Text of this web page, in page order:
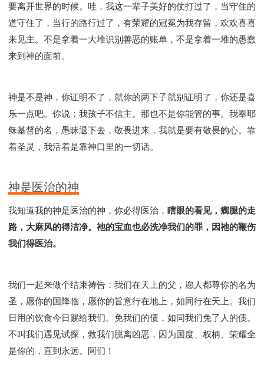
要离开世界的时候。哇，我这一辈子美好的仗打过了，当守住的
道守住了，当行的路行过了，有荣耀的冠冕为我存留，欢欢喜喜
来见主。不是拿着一大堆识别善恶的账单，不是拿着一堆的愚蠢
来到神的面前。
神是不是神，你证明不了，就你的两下子就别证明了，你还是喜
乐一点吧。你说：我孩子不信主。那也不是你能管的事。我奉耶
稣基督的名，愚昧退下去，敬畏进来，我就是要有敬畏的心。靠
着圣灵，我活着是靠神口里的一切话。
神是医治的神
我知道我的神是医治的神，你必得医治， 瞎眼的看见，瘸腿的走
路，大麻风的得洁净。祂的宝血也必洗净我们的罪，因祂的鞭伤
我们得医治。
我们一起来做个结束祷告：我们在天上的父，愿人都尊你的名为
圣，愿你的国降临，愿你的旨意行在地上，如同行在天上。我们
日用的饮食今日赐给我们。免我们的债，如同我们免了人的债。
不叫我们遇见试探，救我们脱离凶恶，因为国度、权柄、荣耀全
是你的，直到永远。阿们！